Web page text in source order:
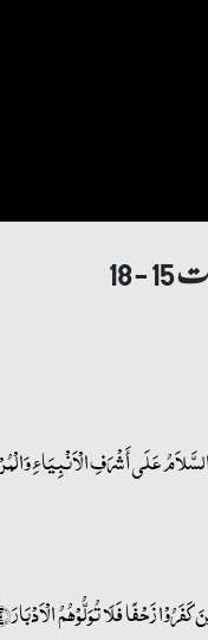
عَلَى أَشْرَفِ الْأَنْبِيَاءِ